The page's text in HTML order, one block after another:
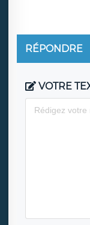
RÉPONDRE
VOTRE